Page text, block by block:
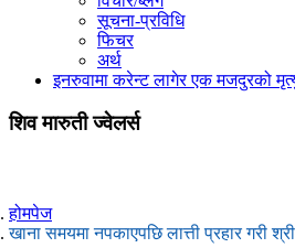
सूचना-प्रविधि
फिचर
अर्थ
इनरुवामा करेन्ट लागेर एक मजदुरको
शिव मारुती ज्वेलर्स
होमपेज
खाना समयमा नपकाएपछि लात्ती प्रहार गरी